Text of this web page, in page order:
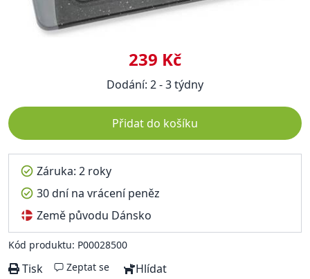
239 Kč
Dodání: 2 - 3 týdny
Přidat do košíku
Záruka: 2 roky
30 dní na vrácení peněz
Země původu Dánsko
Kód produktu: P00028500
Tisk Zeptat se Hlídat